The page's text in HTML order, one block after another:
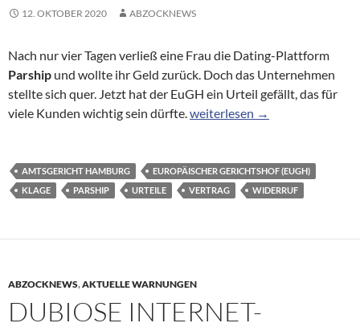
12. OKTOBER 2020 ABZOCKNEWS
Nach nur vier Tagen verließ eine Frau die Dating-Plattform
Parship und wollte ihr Geld zurück. Doch das Unternehmen
stellte sich quer. Jetzt hat der EuGH ein Urteil gefällt, das für
viele Kunden wichtig sein dürfte.EuGH-Urteil zu
weiterlesen →
AMTSGERICHT HAMBURG
EUROPÄISCHER GERICHTSHOF (EUGH)
KLAGE
PARSHIP URTEILE VERTRAG WIDERRUF
ABZOCKNEWS,AKTUELLE WARNUNGEN
DUBIOSE INTERNET-